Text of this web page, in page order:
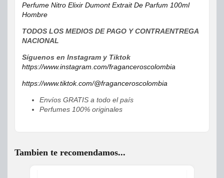
Perfume Nitro Elixir Dumont Extrait De Parfum 100ml
Hombre
TODOS LOS MEDIOS DE PAGO Y CONTRAENTREGA
NACIONAL
Síguenos en Instagram y Tiktok
https://www.instagram.com/fraganceroscolombia
https://www.tiktok.com/@fraganceroscolombia
Envíos GRATIS a todo el país
Perfumes 100% originales
Tambien te recomendamos...